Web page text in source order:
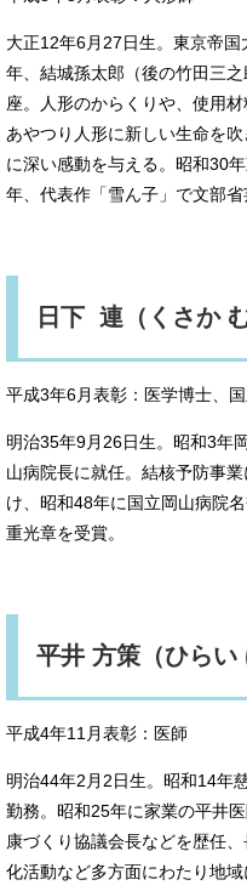
大正12年6月27日生。東京帝
年、結城孫太郎（後の竹田三
座。人形のからくりや、使用
あやつり人形に新しい生命を
に深い感動を与える。昭和30
年、代表作「雪ん子」で文部省
日下 連（くさか
平成3年6月表彰：医学博士、
明治35年9月26日生。昭和3年
山病院長に就任。結核予防事
け、昭和48年に国立岡山病院
重光章を受賞。
平井 方策（ひらい
平成4年11月表彰：医師
明治44年2月2日生。昭和14年
勤務。昭和25年に家業の平井
康づくり協議会長などを歴任
化活動など多方面にわたり地